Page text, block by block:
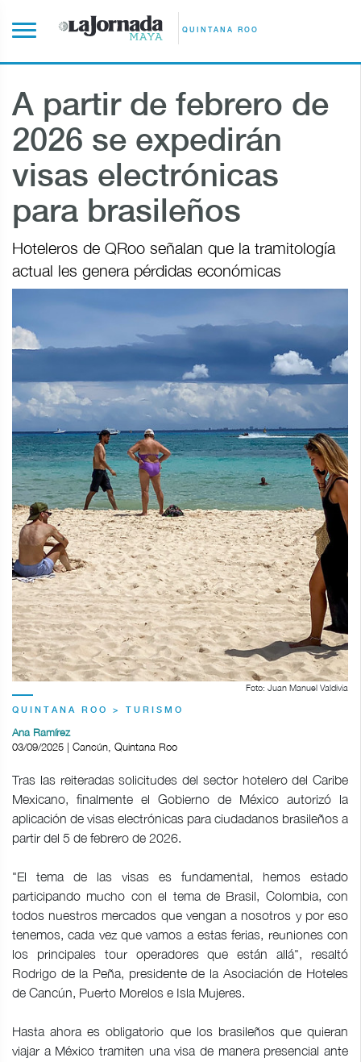
QUINTANA ROO
A partir de febrero de
2026 se expedirán
visas electrónicas
para brasileños
Hoteleros de QRoo señalan que la tramitología
actual les genera pérdidas económicas
Foto: Juan Manuel Valdivia
QUINTANA ROO > TURISMO
Ana Ramírez
03/09/2025 | Cancún, Quintana Roo
Tras las reiteradas solicitudes del sector hotelero del Caribe
Mexicano, finalmente el Gobierno de México autorizó la
aplicación de visas electrónicas para ciudadanos brasileños a
partir del 5 de febrero de 2026.
"El tema de las visas es fundamental, hemos estado
participando mucho con el tema de Brasil, Colombia, con
todos nuestros mercados que vengan a nosotros y por eso
tenemos, cada vez que vamos a estas ferias, reuniones con
los principales tour operadores que están allá", resaltó
Rodrigo de la Peña, presidente de la Asociación de Hoteles
de Cancún, Puerto Morelos e Isla Mujeres.
Hasta ahora es obligatorio que los brasileños que quieran
viajar a México tramiten una visa de manera presencial ante